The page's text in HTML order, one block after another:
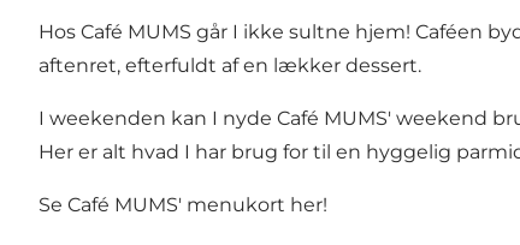
Hos Café MUMS går I ikke sultne hjem! Caféen
aftenret, efterfuldt af en lækker dessert.
I weekenden kan I nyde Café MUMS' weekend
Her er alt hvad I har brug for til en hyggelig
Se Café MUMS' menukort her!